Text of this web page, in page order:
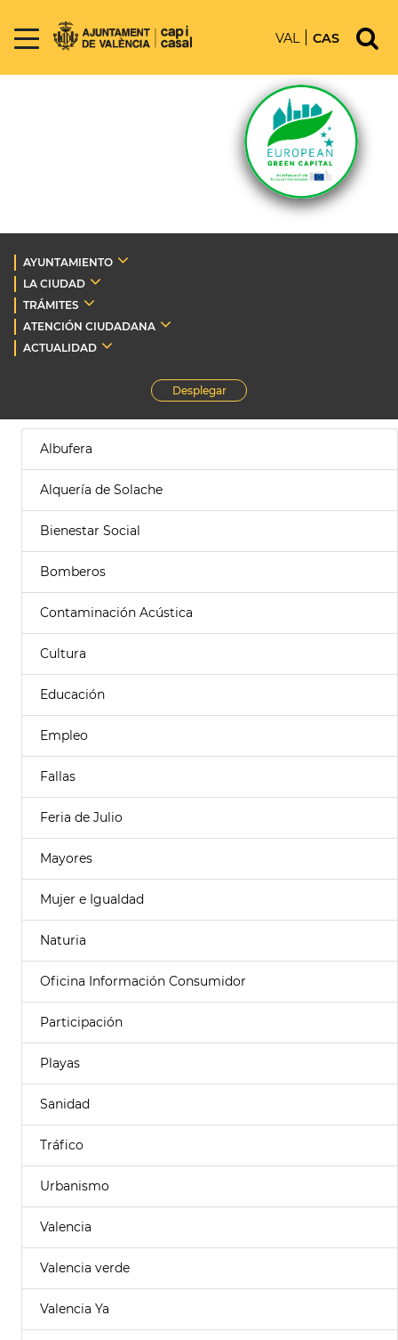
VAL CAS
AYUNTAMIENTO
LA CIUDAD
TRÁMITES
ATENCIÓN CIUDADANA
ACTUALIDAD
Desplegar
Albufera
Alquería de Solache
Bienestar Social
Bomberos
Contaminación Acústica
Cultura
Educación
Empleo
Fallas
Feria de Julio
Mayores
Mujer e Igualdad
Naturia
Oficina Información Consumidor
Participación
Playas
Sanidad
Tráfico
Urbanismo
Valencia
Valencia verde
Valencia Ya